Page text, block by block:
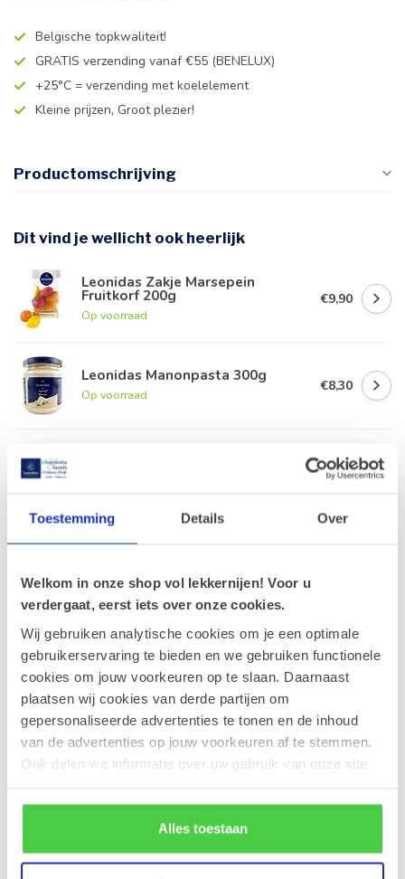
Toestemming Details Over
Welkom in onze shop vol lekkernijen! Voor u
verdergaat, eerst iets over onze cookies.
Wij gebruiken analytische cookies om je een optimale
gebruikerservaring te bieden en we gebruiken functionele
cookies om jouw voorkeuren op te slaan. Daarnaast
plaatsen wij cookies van derde partijen om
gepersonaliseerde advertenties te tonen en de inhoud
van de advertenties op jouw voorkeuren af te stemmen.
Ook delen we informatie over uw gebruik van onze site
rekening mee dat als je bepaalde cookies blokkeert, het
de correcte werking van de website kan verstoren.
Alles toestaan
Belgische topkwaliteit!
GRATIS verzending vanaf €55 (BENELUX)
+25°C = verzending met koelelement
Kleine prijzen, Groot plezier!
Productomschrijving
Dit vind je wellicht ook heerlijk
Leonidas Zakje Marsepein
Fruitkorf 200g
Op voorraad
€9,90
Leonidas Manonpasta 300g
Op voorraad
€8,30
€1,00
Leonidas Houten kistje 18
Op voorraad
Geldhof Zakje 15 Cuberdons
Op voorraad
€8,50
Recent bekeken